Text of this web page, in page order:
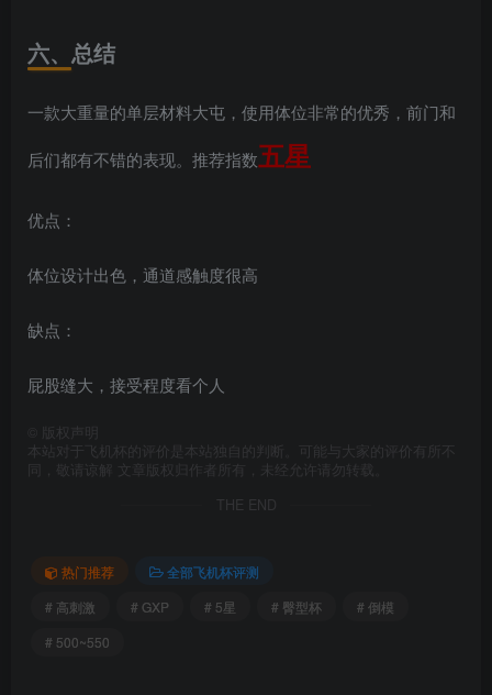
六、总结
一款大重量的单层材料大屯，使用体位非常的优秀，前门和
后们都有不错的表现。推荐指数五星
优点：
体位设计出色，通道感触度很高
缺点：
屁股缝大，接受程度看个人
版权声明
本站对于飞机杯的评价是本站独自的判断。可能与大家的评价有所不
同，敬请谅解 文章版权归作者所有，未经允许请勿转载。
THE END
热门推荐
全部飞机杯评测
# 高刺激
# GXP # 5星 # 臀型杯
# 倒模
# 500~550